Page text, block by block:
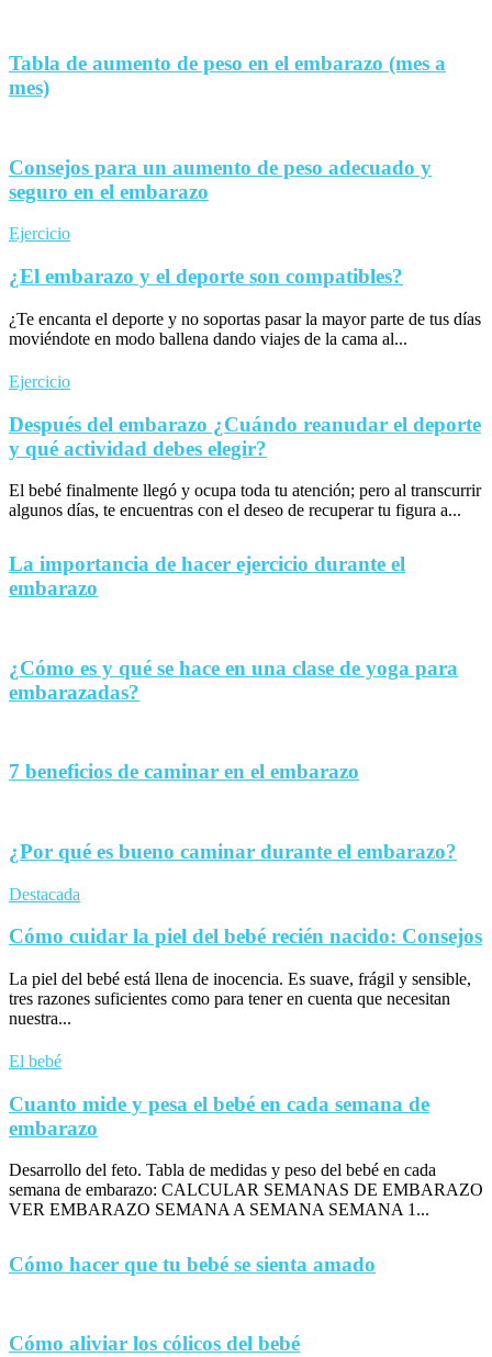
Tabla de aumento de peso en el embarazo (mes a
mes)
Consejos para un aumento de peso adecuado y
seguro en el embarazo
Ejercicio
¿El embarazo y el deporte son compatibles?
¿Te encanta el deporte y no soportas pasar la mayor parte de tus días
moviéndote en modo ballena dando viajes de la cama al...
Ejercicio
Después del embarazo ¿Cuándo reanudar el deporte
y qué actividad debes elegir?
El bebé finalmente llegó y ocupa toda tu atención; pero al transcurrir
algunos días, te encuentras con el deseo de recuperar tu figura a...
La importancia de hacer ejercicio durante el
embarazo
¿Cómo es y qué se hace en una clase de yoga para
embarazadas?
7 beneficios de caminar en el embarazo
¿Por qué es bueno caminar durante el embarazo?
Destacada
Cómo cuidar la piel del bebé recién nacido: Consejos
La piel del bebé está llena de inocencia. Es suave, frágil y sensible,
tres razones suficientes como para tener en cuenta que necesitan
nuestra...
El bebé
Cuanto mide y pesa el bebé en cada semana de
embarazo
Desarrollo del feto. Tabla de medidas y peso del bebé en cada
semana de embarazo: CALCULAR SEMANAS DE EMBARAZO
VER EMBARAZO SEMANA A SEMANA SEMANA 1...
Cómo hacer que tu bebé se sienta amado
Cómo aliviar los cólicos del bebé